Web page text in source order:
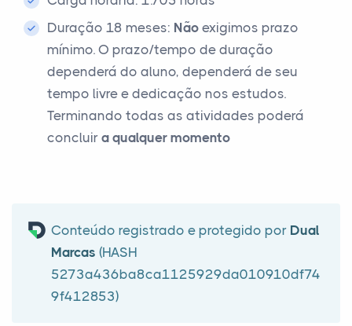
Duração 18 meses: Não exigimos prazo
mínimo. O prazo/tempo de duração
dependerá do aluno, dependerá de seu
tempo livre e dedicação nos estudos.
Terminando todas as atividades poderá
concluir a qualquer momento
Conteúdo registrado e protegido por Dual
Marcas (HASH
5273a436ba8ca1125929da010910df74
9f412853)